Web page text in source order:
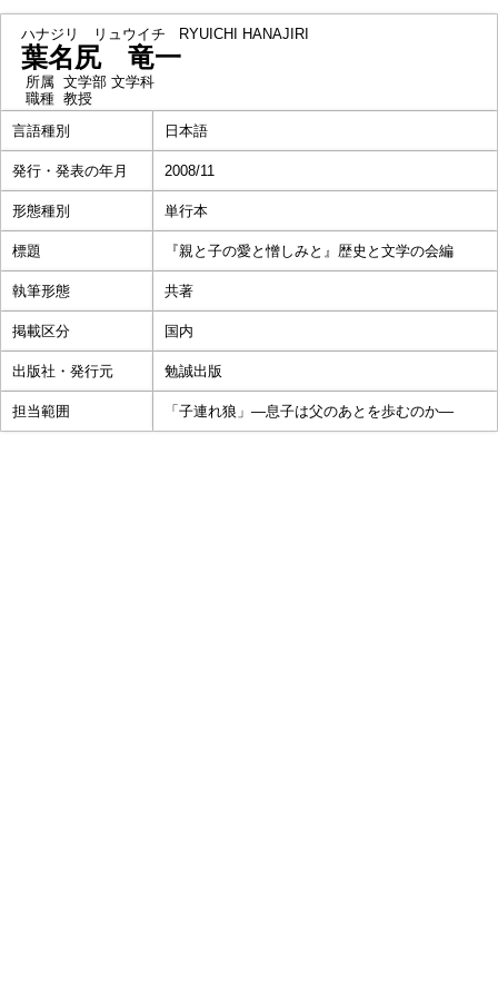
ハナジリ リュウイチ RYUICHI HANAJIRI
葉名尻 竜一
所属 文学部 文学科
職種 教授
言語種別
日本語
発行・発表の年月 2008/11
形態種別 単行本
標題 『親と子の愛と憎しみと』歴史と文学の会編
執筆形態 共著
掲載区分 国内
出版社・発行元 勉誠出版
担当範囲 「子連れ狼」―息子は父のあとを歩むのか―